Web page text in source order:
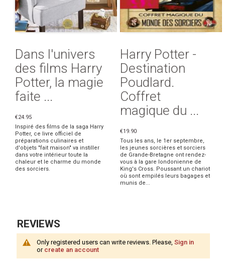
Dans l'univers
des films Harry
Potter, la magie
faite ...
€24.95
Inspiré des films de la saga Harry
Potter, ce livre officiel de
préparations culinaires et
d'objets "fait maison" va instiller
dans votre intérieur toute la
chaleur et le charme du monde
des sorciers.
Harry Potter -
Destination
Poudlard.
Coffret
magique du ...
€19.90
Tous les ans, le 1er septembre,
les jeunes sorcières et sorciers
de Grande-Bretagne ont rendez-
vous à la gare londonienne de
King's Cross. Poussant un chariot
où sont empilés leurs bagages et
munis de...
REVIEWS
Only registered users can write reviews. Please, Sign in
or create an account